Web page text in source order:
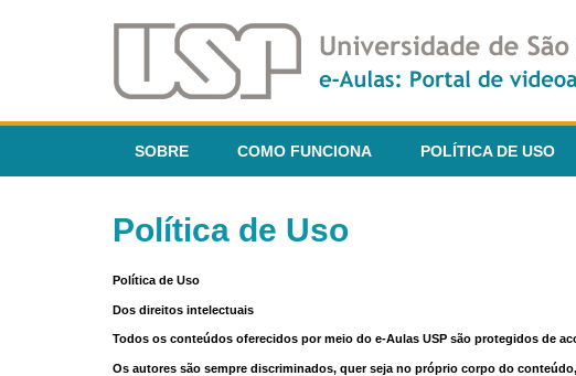
SOBRE COMO FUNCIONA POLÍTICA DE USO
Política de Uso
Política de Uso
Dos direitos intelectuais
Todos os conteúdos oferecidos por meio do e-Aulas USP são protegidos de
Os autores são sempre discriminados, quer seja no próprio corpo do